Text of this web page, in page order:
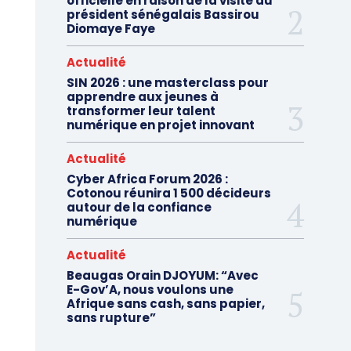
président sénégalais Bassirou
Diomaye Faye
Actualité
SIN 2026 : une masterclass pour
apprendre aux jeunes à
transformer leur talent
numérique en projet innovant
Actualité
Cyber Africa Forum 2026 :
Cotonou réunira 1 500 décideurs
autour de la confiance
numérique
Actualité
Beaugas Orain DJOYUM: “Avec
E-Gov’A, nous voulons une
Afrique sans cash, sans papier,
sans rupture”